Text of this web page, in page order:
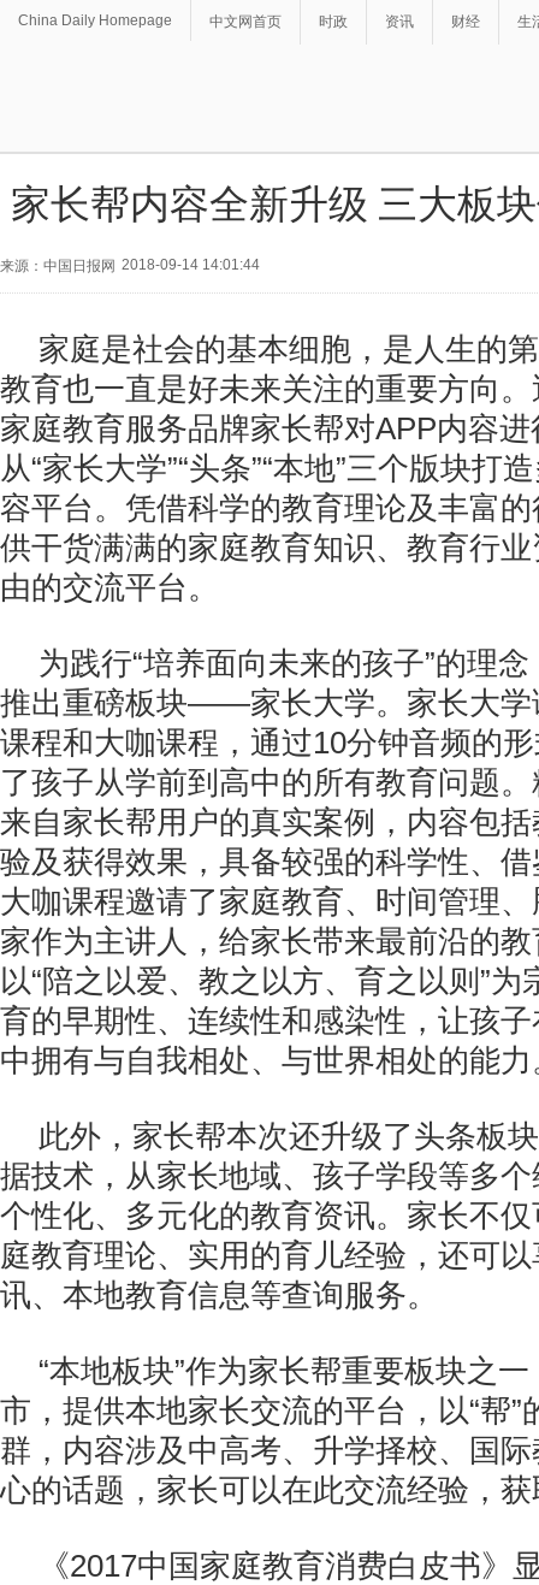
China Daily Homepage 中文网首页 时政 资讯 财经 生
家长帮内容全新升级 三大板
来源：中国日报网 2018-09-14 14:01:44
家庭是社会的基本细胞，是人生的
教育也一直是好未来关注的重要方向
家庭教育服务品牌家长帮对APP内容
从“家长大学”“头条”“本地”三个版块打
容平台。凭借科学的教育理论及丰富
供干货满满的家庭教育知识、教育行
由的交流平台。
为践行“培养面向未来的孩子”的理
推出重磅板块——家长大学。家长大学
课程和大咖课程，通过10分钟音频的
了孩子从学前到高中的所有教育问题
来自家长帮用户的真实案例，内容包
验及获得效果，具备较强的科学性、
大咖课程邀请了家庭教育、时间管理
家作为主讲人，给家长带来最前沿的
以“陪之以爱、教之以方、育之以则”
育的早期性、连续性和感染性，让孩
中拥有与自我相处、与世界相处的能力
此外，家长帮本次还升级了头条板
据技术，从家长地域、孩子学段等多
个性化、多元化的教育资讯。家长不
庭教育理论、实用的育儿经验，还可
讯、本地教育信息等查询服务。
“本地板块”作为家长帮重要板块之
市，提供本地家长交流的平台，以“帮”
群，内容涉及中高考、升学择校、国
心的话题，家长可以在此交流经验，
《2017中国家庭教育消费白皮书》